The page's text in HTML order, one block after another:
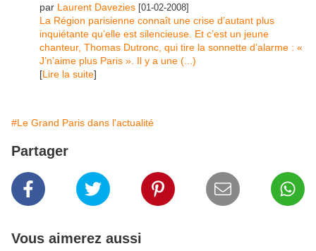
par Laurent Davezies [01-02-2008]
La Région parisienne connaît une crise d’autant plus
inquiétante qu’elle est silencieuse. Et c’est un jeune
chanteur, Thomas Dutronc, qui tire la sonnette d’alarme : «
J’n’aime plus Paris ». Il y a une (...)
[Lire la suite]
#Le Grand Paris dans l'actualité
Partager
Vous aimerez aussi